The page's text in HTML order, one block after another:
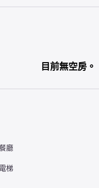
的當地蔬菜的早餐。
們的健康住宿。
目前無空房。
廳
電梯